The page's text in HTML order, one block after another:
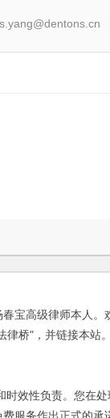
宝高级律师本人。
律桥"，并链接本站
效性负责。您在处